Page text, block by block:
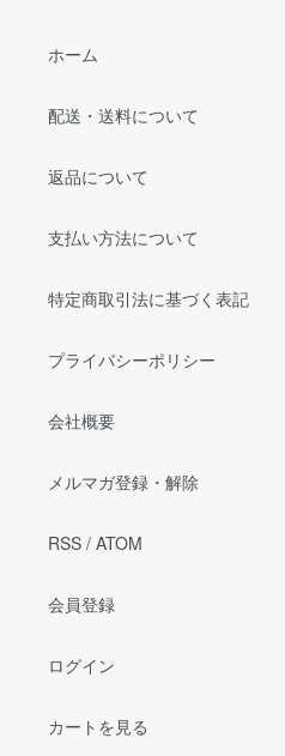
ホーム
配送・送料について
返品について
支払い方法について
特定商取引法に基づく表記
プライバシーポリシー
会社概要
メルマガ登録・解除
RSS / ATOM
会員登録
ログイン
カートを見る